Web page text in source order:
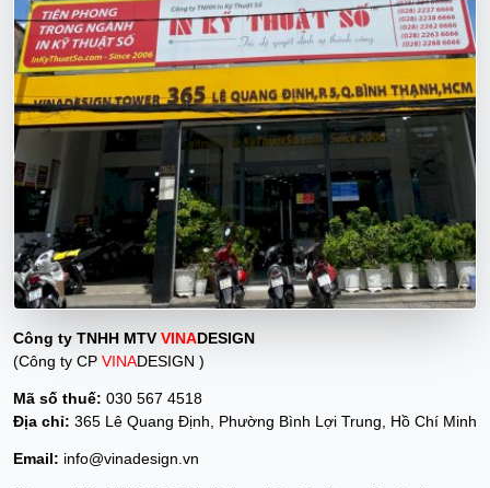
Công ty TNHH MTVVINADESIGN
(Công ty CP VINADESIGN )
Mã số thuế: 030 567 4518
Địa chỉ: 365 Lê Quang Định, Phường Bình Lợi Trung, Hồ Chí Minh
Email: info@vinadesign.vn